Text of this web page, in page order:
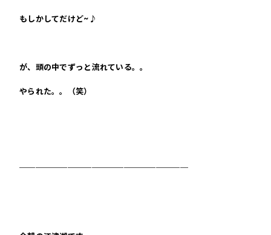
もしかしてだけど~♪
が、頭の中でずっと流れている。。
やられた。。（笑）